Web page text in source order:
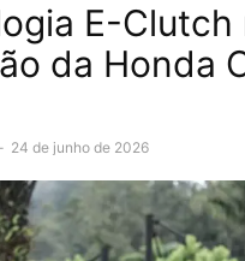
E-Clutch
da Honda
- 24 de junho de 2026